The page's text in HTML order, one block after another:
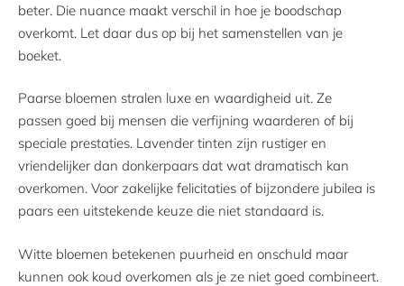
beter. Die nuance maakt verschil in hoe je boodschap
overkomt. Let daar dus op bij het samenstellen van je
boeket.
Paarse bloemen stralen luxe en waardigheid uit. Ze
passen goed bij mensen die verfijning waarderen of bij
speciale prestaties. Lavender tinten zijn rustiger en
vriendelijker dan donkerpaars dat wat dramatisch kan
overkomen. Voor zakelijke felicitaties of bijzondere jubilea is
paars een uitstekende keuze die niet standaard is.
Witte bloemen betekenen puurheid en onschuld maar
kunnen ook koud overkomen als je ze niet goed combineert.